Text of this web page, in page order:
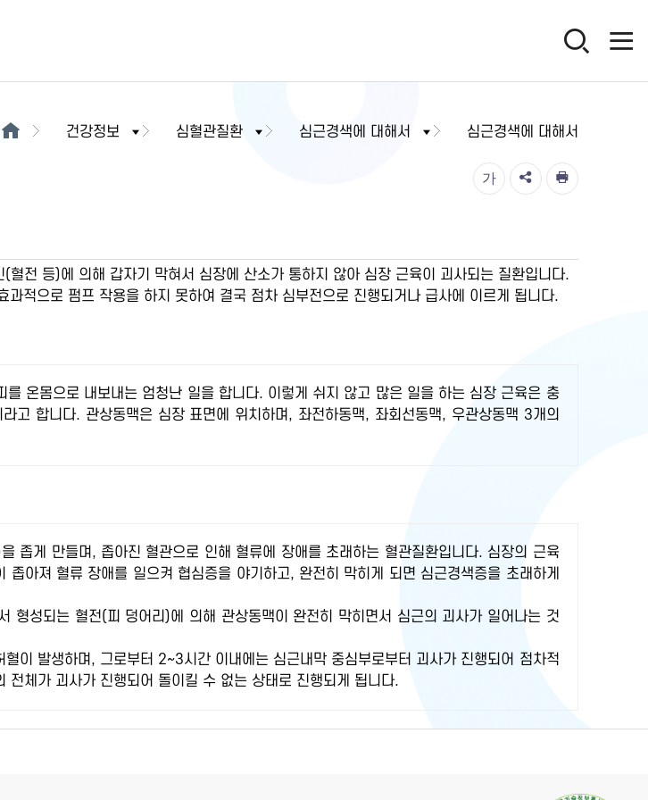
건강정보 심혈관질환 심근경색에 대해서 심근경색에 대해서
가
전 등)에 의해 갑자기 막혀서 심장에 산소가 통하지 않아 심장 근육이 괴사되는 질환입니다.
적으로 펌프 작용을 하지 못하여 결국 점차 심부전으로 진행되거나 급사에 이르게 됩니다.
온몸으로 내보내는 엄청난 일을 합니다. 이렇게 쉬지 않고 많은 일을 하는 심장 근육은 충
고 합니다. 관상동맥은 심장 표면에 위치하며, 좌전하동맥, 좌회선동맥, 우관상동맥 3개의
좁게 만들며, 좁아진 혈관으로 인해 혈류에 장애를 초래하는 혈관질환입니다. 심장의 근육
아져 혈류 장애를 일으켜 협심증을 야기하고, 완전히 막히게 되면 심근경색증을 초래하게
형성되는 혈전(피 덩어리)에 의해 관상동맥이 완전히 막히면서 심근의 괴사가 일어나는 것
이 발생하며, 그로부터 2~3시간 이내에는 심근내막 중심부로부터 괴사가 진행되어 점차적
체가 괴사가 진행되어 돌이킬 수 없는 상태로 진행되게 됩니다.